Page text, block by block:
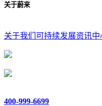
关于蔚来
关于我们 可持续发展资讯中
400-999-6699